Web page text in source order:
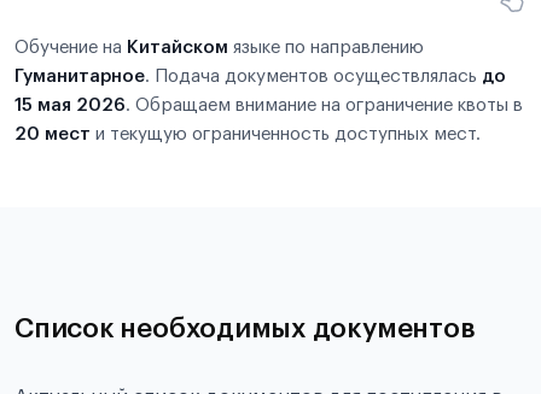
Обучение на Китайском языке по направлению
Гуманитарное. Подача документов осуществлялась до
15 мая 2026. Обращаем внимание на ограничение квоты в
20 мест и текущую ограниченность доступных мест.
Список необходимых документов